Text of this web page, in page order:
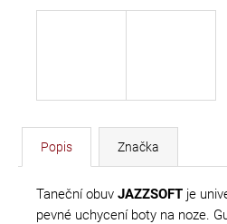
Popis Značka
Taneční obuv JAZZSOFT je
pevné uchycení boty na noze.